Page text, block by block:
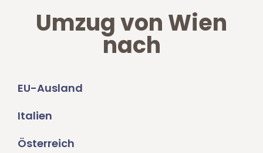
Umzug von Wien
nach
EU-Ausland
Italien
Österreich